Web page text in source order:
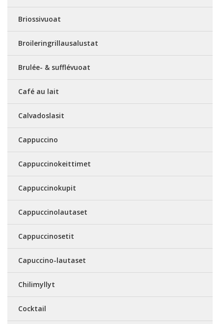
Briossivuoat
Broileringrillausalustat
Brulée- & sufflévuoat
Café au lait
Calvadoslasit
Cappuccino
Cappuccinokeittimet
Cappuccinokupit
Cappuccinolautaset
Cappuccinosetit
Capuccino-lautaset
Chilimyllyt
Cocktail